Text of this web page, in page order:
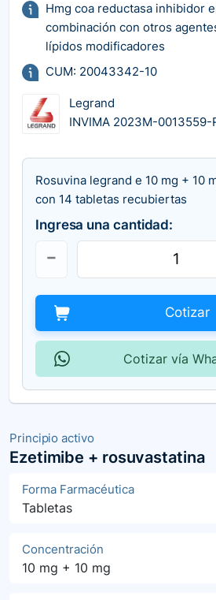
Principio activo
Ezetimibe + rosuvastatina
Forma Farmacéutica
Tabletas
Concentración
10 mg + 10 mg
Hmg coa reductasa inhibidor
combinación con otros
lípidos modificadores
CUM: 20043342-10
Legrand
INVIMA 2023M-0013559-
Rosuvina legrand e 10 mg + 10
con 14 tabletas recubiertas
Ingresa una cantidad:
Cotizar
Cotizar vía